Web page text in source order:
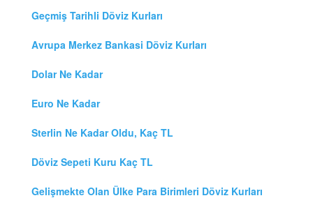
Geçmiş Tarihli Döviz Kurları
Avrupa Merkez Bankasi Döviz Kurları
Dolar Ne Kadar
Euro Ne Kadar
Sterlin Ne Kadar Oldu, Kaç TL
Döviz Sepeti Kuru Kaç TL
Gelişmekte Olan Ülke Para Birimleri Döviz Kurları